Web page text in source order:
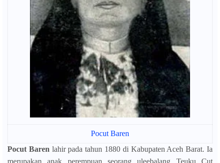
Pocut Baren
Pocut Baren lahir pada tahun 1880 di Kabupaten Aceh Barat. Ia
merupakan anak perempuan seorang uleebalang Teuku Cut